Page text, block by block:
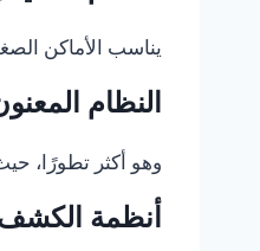
يناسب الأماكن
النظام
وهو أكثر تطورًا،
أنظمة الكشف